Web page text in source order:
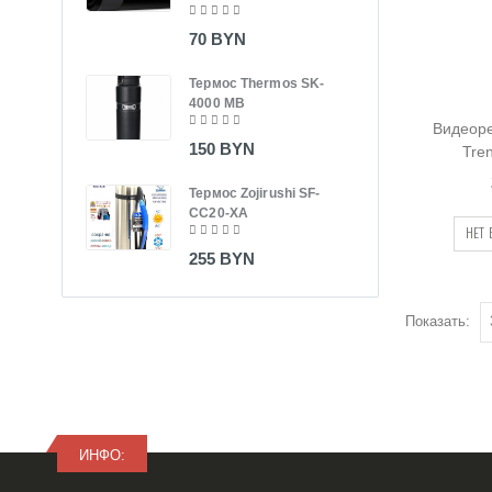
Показать:
70 BYN
Термос Thermos SK-
4000 MB
150 BYN
Термос Zojirushi SF-
CC20-XA
255 BYN
ИНФО: